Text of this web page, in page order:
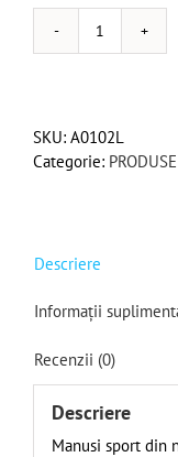
Cantitate
neopren
SKU: A0102L
Categorie:
Descriere
Informații
Recenzii (0)
Descriere
Manusi sport din